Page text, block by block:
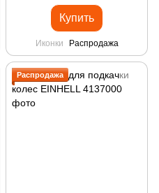
Купить
Иконки Распродажа
Распродажа